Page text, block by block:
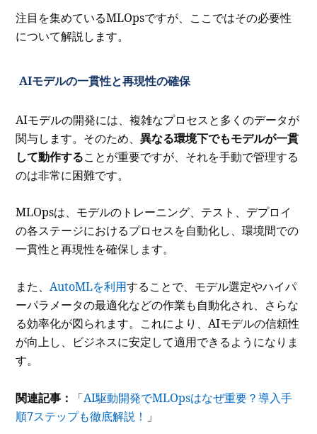
注目を集めているMLOpsですが、ここではその必要性
について解説します。
AIモデルの一貫性と再現性の確保
AIモデルの開発には、複雑なプロセスと多くのデータが
関与します。そのため、異なる環境下でもモデルが一貫
して動作することが重要ですが、それを手動で管理する
のは非常に困難です。
MLOpsは、モデルのトレーニング、テスト、デプロイ
の各ステージにおけるプロセスを自動化し、環境間での
一貫性と再現性を確保します。
また、AutoMLを利用することで、モデル選定やハイパ
ーパラメータの最適化などの作業も自動化され、さらな
る効率化が図られます。これにより、AIモデルの信頼性
が向上し、ビジネスに安定して適用できるようになりま
す。
関連記事： 「AI駆動開発でMLOpsはなぜ重要？導入手
順7ステップも徹底解説！ 」